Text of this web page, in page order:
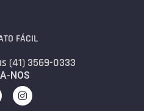
FÁCIL
(41) 3569-0333
NOS